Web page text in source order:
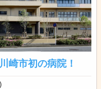
崎市初の病院！